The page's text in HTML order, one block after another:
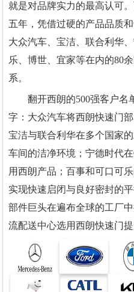
就是对品牌实力的最高认可
五年，凭借过硬的产品品质
大众汽车、宝洁、联合利华
乐、博世、宜家等在内的80
系。
翻开西朗的500强客户名
字：大众汽车将西朗快速门
宝洁与联合利华在多个国家
车间的洁净环境；宁德时代
用西朗产品；百事和可口可
实现快速启闭与良好密封的
部件巨头在遍布全球的工厂
流配送中心选用西朗快速门提